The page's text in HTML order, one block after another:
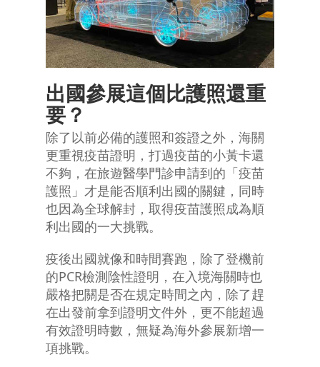
出國參展這個比護照還重
要？
除了以前必備的護照和簽證之外，海關
更重視疫苗證明，打過疫苗的小黃卡還
不夠，在旅遊醫學門診申請到的「疫苗
護照」才是能否順利出國的關鍵，同時
也因為全球解封，取得疫苗護照成為順
利出國的一大挑戰。
疫後出國就像和時間賽跑，除了登機前
的PCR檢測陰性證明，在入境海關時也
嚴格把關是否在規定時間之內，除了趕
在出發前拿到證明文件外，更不能超過
有效證明時數，無疑為海外參展新增一
項挑戰。